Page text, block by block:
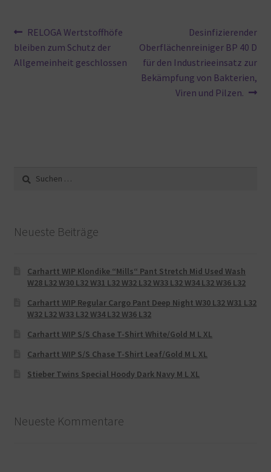
Beitragsnavigation
Vorheriger
Beitrag:
RELOGA Wertstoffhöfe
bleiben zum Schutz der
Allgemeinheit geschlossen
Nächster
Beitrag:
Desinfizierender
Oberflächenreiniger BP 40 D
für den Industrieeinsatz zur
Bekämpfung von Bakterien,
Viren und Pilzen.
Suche
nach:
Neueste Beiträge
Carhartt WIP Klondike “Mills“ Pant Stretch Mid Used Wash
W28 L32 W30 L32 W31 L32 W32 L32 W33 L32 W34 L32 W36 L32
Carhartt WIP Regular Cargo Pant Deep Night W30 L32 W31 L32
W32 L32 W33 L32 W34 L32 W36 L32
Carhartt WIP S/S Chase T-Shirt White/Gold M L XL
Carhartt WIP S/S Chase T-Shirt Leaf/Gold M L XL
Stieber Twins Special Hoody Dark Navy M L XL
Neueste Kommentare